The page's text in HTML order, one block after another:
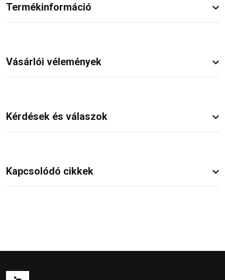
Termékinformáció
Vásárlói vélemények
Kérdések és válaszok
Kapcsolódó cikkek